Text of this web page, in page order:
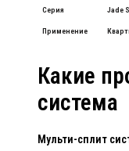
Серия Jade
Применение
Какие
система
Мульти-сплит